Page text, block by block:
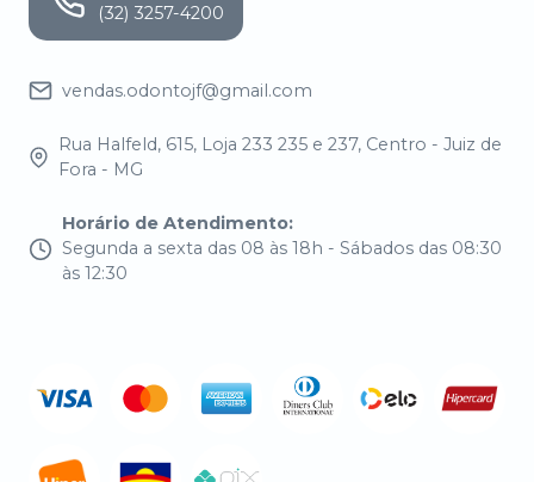
(32) 3257-4200
vendas.odontojf@gmail.com
Rua Halfeld, 615, Loja 233 235 e 237, Centro - Juiz de
Fora - MG
Horário de Atendimento:
Segunda a sexta das 08 às 18h - Sábados das 08:30
às 12:30